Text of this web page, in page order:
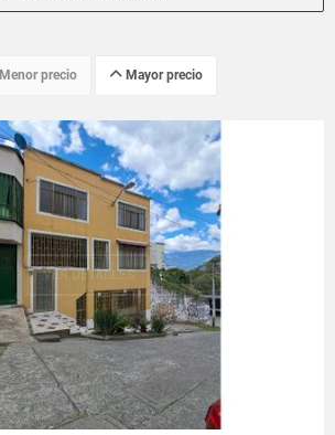
Menor precio Mayor precio
VER DETALLES